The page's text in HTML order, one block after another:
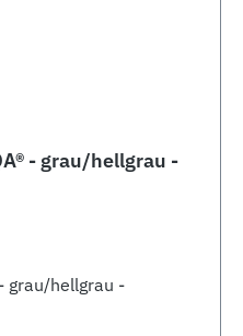
- grau/hellgrau -
grau/hellgrau -